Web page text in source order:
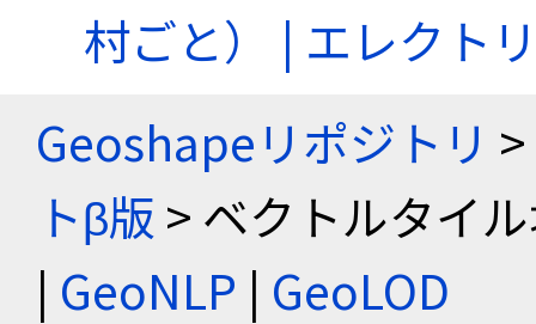
村ごと） | エレクト
Geoshapeリポジトリ >
トβ版 > ベクトルタイ
| GeoNLP | GeoLOD